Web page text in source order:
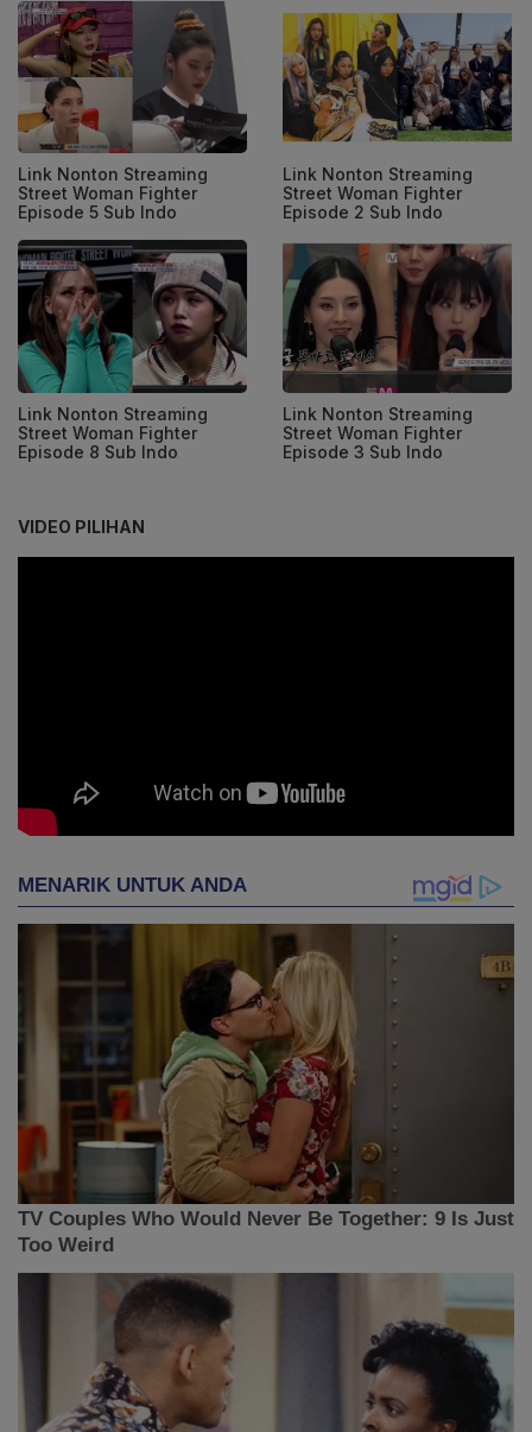
Link Nonton Streaming
Street Woman Fighter
Episode 5 Sub Indo
Link Nonton Streaming
Street Woman Fighter
Episode 2 Sub Indo
Link Nonton Streaming
Street Woman Fighter
Episode 8 Sub Indo
Link Nonton Streaming
Street Woman Fighter
Episode 3 Sub Indo
VIDEO PILIHAN